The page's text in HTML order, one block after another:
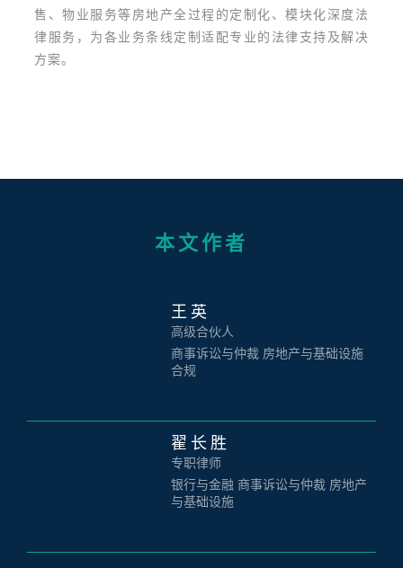
售、物业服务等房地产全过程的定制化、模块化深度法
律服务，为各业务条线定制适配专业的法律支持及解决
方案。
本文作者
王英
高级合伙人
商事诉讼与仲裁 房地产与基础设施
合规
翟长胜
专职律师
银行与金融 商事诉讼与仲裁 房地产
与基础设施